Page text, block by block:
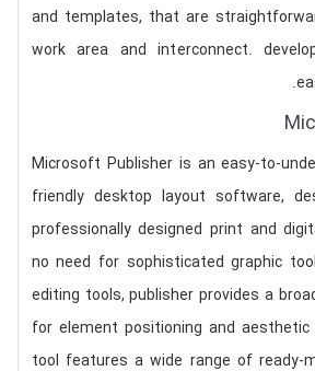
and templates, that are
work area and interconnect.
Microsoft Publisher is an easy-to-
friendly desktop layout software,
professionally designed print and
no need for sophisticated graphic
editing tools, publisher provides a
for element positioning and
tool features a wide range of ready-